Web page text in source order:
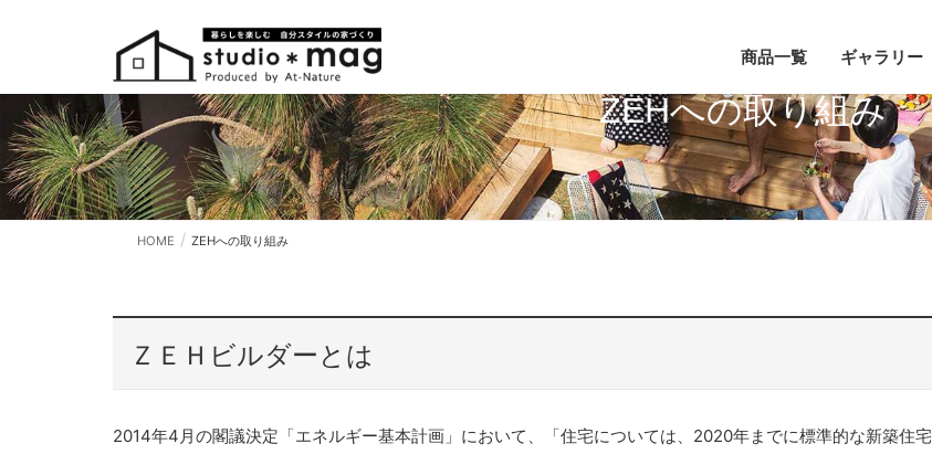
商品一覧 ギャラリー
ZEHへの取り組み
HOME ZEHへの取り組み
ＺＥＨビルダーとは
2014年4月の閣議決定「エネルギー基本計画」において、「住宅については、2020年までに標準的な新築住